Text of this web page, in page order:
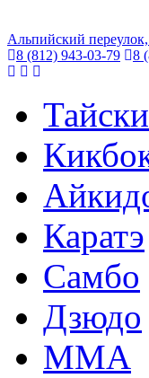
Альпийский
8 (812) 943-03-79
8
Каратэ
Самбо
Дзюдо
ММА